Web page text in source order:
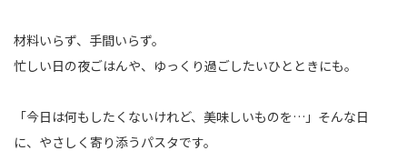
材料いらず、手間いらず。
忙しい日の夜ごはんや、ゆっくり過ごしたいひとときにも。
「今日は何もしたくないけれど、美味しいものを…」そんな日
に、やさしく寄り添うパスタです。